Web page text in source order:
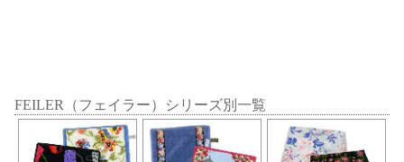
FEILER（フェイラー）シリーズ別一覧